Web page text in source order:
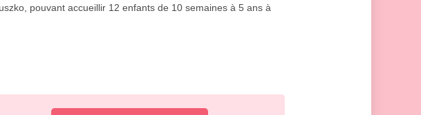
pouvant accueillir 12 enfants de 10 semaines à 5 ans à